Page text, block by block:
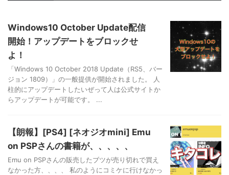
Windows10 October Update配信
開始！アップデートをブロックせ
よ！
「Windows 10 October 2018 Update（RS5、バー
ジョン 1809）」の一般提供が開始されました。 人
柱的にアップデートしたいぜって人は公式サイトか
らアップデートが可能です。 ...
【朗報】[PS4] [ネオジオmini] Emu
on PSPさんの書籍が、、、、、
Emu on PSPさんの販売したブツが売り切れで買え
なかった方、、、、 私のようにコミケに行けなかっ